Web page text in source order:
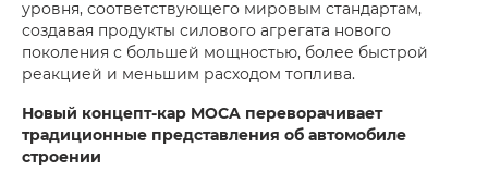
уровня, соответствующего мировым стандартам,
создавая продукты силового агрегата нового
поколения с большей мощностью, более быстрой
реакцией и меньшим расходом топлива.
Новый концепт-кар MOCA переворачивает
традиционные представления об автомобиле
строении